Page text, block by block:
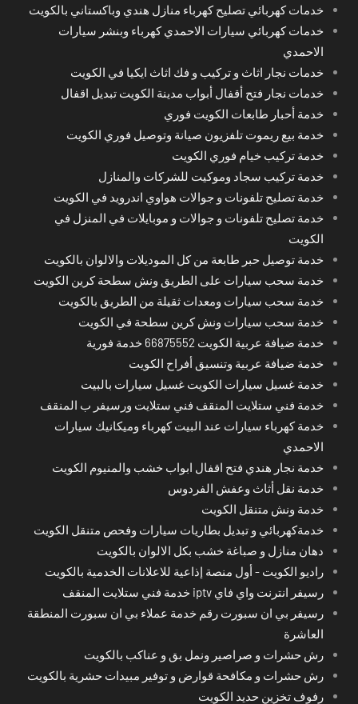
خدمات كهربائي تصليح كهرباء منازل هندي وباكستاني بالكويت
خدمات كهربائي سيارات الاحمدي كهرباء وبنشر سيارات
الاحمدي
خدمات نجار اثاث و تركيب و فك اثاث ايكيا في الكويت
خدمات نجار فتح أقفال أبواب مدينة الكويت تبديل اقفال
خدمة أحبار طابعات الكويت فوري
خدمة بيع ريموت تلفزيون صيانة وتوصيل فوري الكويت
خدمة تركيب خيام فوري الكويت
خدمة تركيب سجاد وموكيت للشركات والمنازل
خدمة تصليح تلفونات و جوالات هواوي اندرويد في الكويت
خدمة تصليح تلفونات و جوالات و موبايلات في المنزل في
الكويت
خدمة توصيل حبر طابعة من كل الموديلات والالوان بالكويت
خدمة سحب سيارات على الطريق ونش سطحة كرين الكويت
خدمة سحب سيارات ومعدات ثقيلة من الطريق بالكويت
خدمة سحب سيارات ونش كرين سطحة في الكويت
خدمة ضيافة عربية الكويت 66875552 خدمة فورية
خدمة ضيافة عربية وتنسيق أفراح الكويت
خدمة غسيل سيارات الكويت غسيل سيارات بالبيت
خدمة فني ستلايت المنقف فني ستلايت ورسيفر ب المنقف
خدمة كهرباء سيارات عند البيت كهرباء وميكانيك سيارات
الاحمدي
خدمة نجار هندي فتح اقفال ابواب خشب والمنيوم الكويت
خدمة نقل أثاث وعفش الفردوس
خدمة ونش متنقل الكويت
خدمةكهربائي و تبديل بطاريات سيارات وفحص متنقل الكويت
دهان منازل و صباغة خشب بكل الالوان بالكويت
راديو الكويت - أول منصة إذاعية للاعلانات الخدمية بالكويت
رسيفر انترنت واي فاي iptv خدمة فني ستلايت المنقف
رسيفر بي ان سبورت رقم خدمة عملاء بي ان سبورت المنطقة
العاشرة
رش حشرات و صراصير ونمل بق و عناكب بالكويت
رش حشرات و مكافحة قوارض و توفير مبيدات حشرية بالكويت
رفوف تخزين حديد الكويت